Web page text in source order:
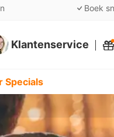
Boek
Klantenservice
Specials